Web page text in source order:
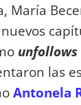
María
unfollows
las
Antonela